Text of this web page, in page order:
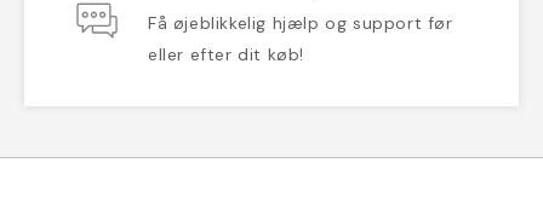
Få øjeblikkelig hjælp og support før
eller efter dit køb!